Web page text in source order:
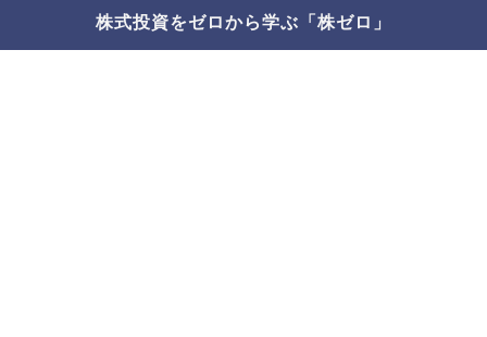
株式投資をゼロから学ぶ「株ゼロ」